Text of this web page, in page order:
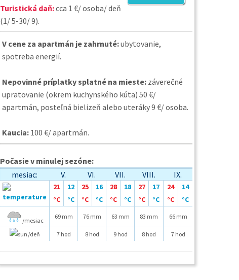
Turistická daň:cca 1 €/ osoba/ deň
(1/ 5-30/ 9).
V cene za apartmán je zahrnuté:ubytovanie,
spotreba energií.
Nepovinné príplatky splatné na mieste: záverečné
upratovanie (okrem kuchynského kúta) 50 €/
apartmán, posteľná bielizeň alebo uteráky 9 €/ osoba.
Kaucia: 100 €/ apartmán.
Počasie v minulej sezóne:
mesiac:
V. VI. VII. VIII. IX.
21
°C
12
°C
25
°C
16
°C
28
°C
18
°C
27
°C
17
°C
24
°C
14
°C
/mesiac
69 mm 76 mm 63 mm 83 mm 66 mm
/deň 7 hod 8 hod 9 hod 8 hod 7 hod